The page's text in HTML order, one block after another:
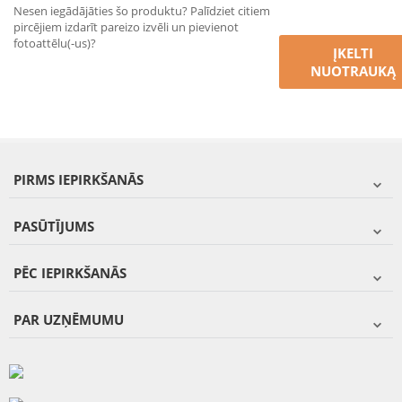
Nesen iegādājāties šo produktu? Palīdziet citiem
pircējiem izdarīt pareizo izvēli un pievienot
fotoattēlu(-us)?
ĮKELTI
NUOTRAUKĄ
PIRMS IEPIRKŠANĀS
PASŪTĪJUMS
PĒC IEPIRKŠANĀS
PAR UZŅĒMUMU